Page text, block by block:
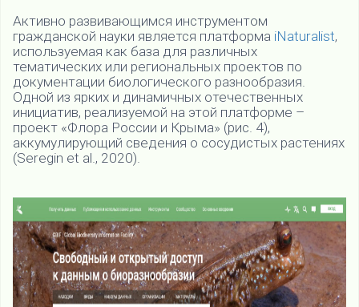
Активно развивающимся инструментом
гражданской науки является платформа iNaturalist,
используемая как база для различных
тематических или региональных проектов по
документации биологического разнообразия.
Одной из ярких и динамичных отечественных
инициатив, реализуемой на этой платформе –
проект «Флора России и Крыма» (рис. 4),
аккумулирующий сведения о сосудистых растениях
(Seregin et al., 2020).